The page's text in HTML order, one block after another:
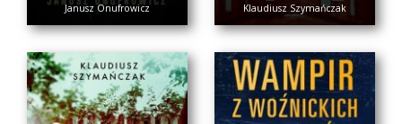
Janusz Onufrowicz Klaudiusz Szymańczak